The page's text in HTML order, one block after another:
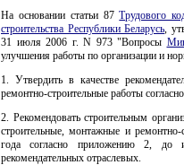
На основании статьи 87Трудового
строительства Республики Беларусь ,
31 июля 2006 г. N 973 "Вопросы
улучшения работы по организации и
1. Утвердить в качестве
ремонтно-строительные работы
2. Рекомендовать строительным
строительные, монтажные и
года согласно приложению 2, до
рекомендательных отраслевых.